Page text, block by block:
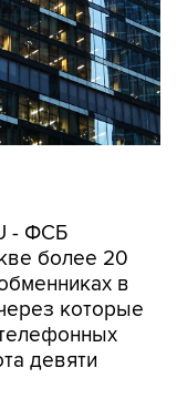
- ФСБ
более 20
в
которые
девяти